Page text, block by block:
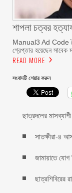
শাপলা চত্বর
Manual3 Ad Code
গ্রেপ্তার হয়েছেন সাবেক
READ MORE
সংবাদটি শেয়ার করুন
ছাত্রদলের
সাতক্ষীরা-৪
জামায়াতে যোগ
ছাত্রশিবিরের